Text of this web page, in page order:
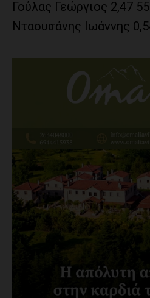
Γούλας Γεώργιος 2,47 55
Νταουσάνης Ιωάννης